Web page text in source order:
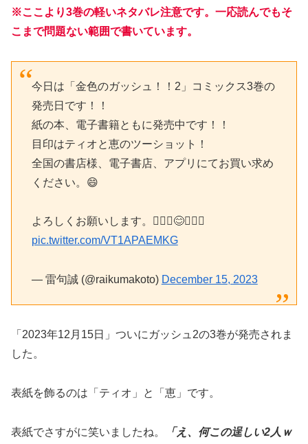
※ここより3巻の軽いネタバレ注意です。一応読んでもそ
こまで問題ない範囲で書いています。
今日は「金色のガッシュ！！2」コミックス3巻の
発売日です！！
紙の本、電子書籍ともに発売中です！！
目印はティオと恵のツーショット！
全国の書店様、電子書店、アプリにてお買い求め
ください。😄
よろしくお願いします。🙇🏻‍♂️😊🙇🏻‍♂️
pic.twitter.com/VT1APAEMKG
— 雷句誠 (@raikumakoto) December 15, 2023
「2023年12月15日」ついにガッシュ2の3巻が発売されま
した。
表紙を飾るのは「ティオ」と「恵」です。
表紙でさすがに笑いましたね。
「え、何この逞しい2人ｗ